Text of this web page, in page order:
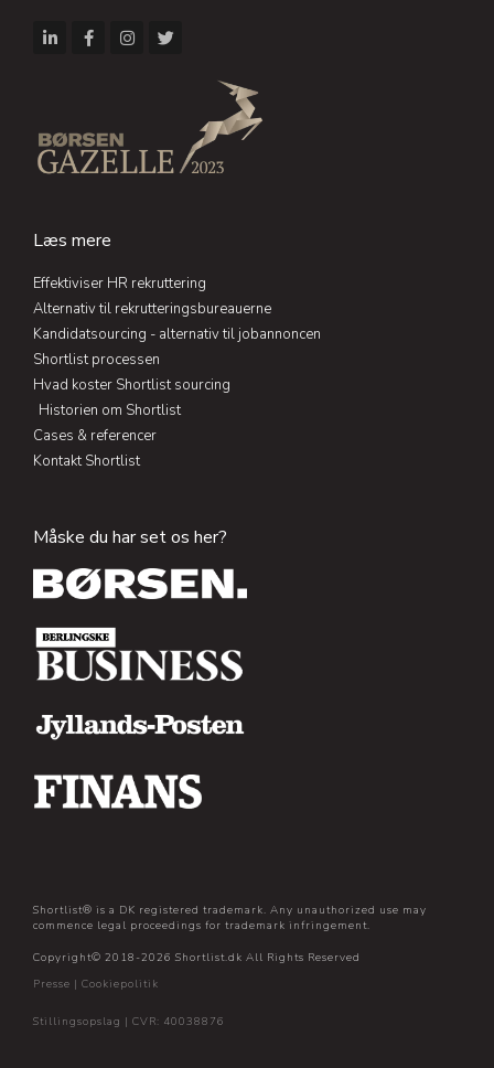
i
n
-
i
F
a
k
-
f
I
n
T
w
Læs mere
Effektiviser HR rekruttering
Alternativ til rekrutteringsbureauerne
Kandidatsourcing - alternativ til jobannoncen
Shortlist processen
Hvad koster Shortlist sourcing
Historien om Shortlist
Cases & referencer
Kontakt Shortlist
Måske du har set os her?
Shortlist® is a DK registered trademark. Any unauthorized use may
commence legal proceedings for trademark infringement.
Copyright© 2018-2026 Shortlist.dk All Rights Reserved
Presse | Cookiepolitik
Stillingsopslag | CVR: 40038876